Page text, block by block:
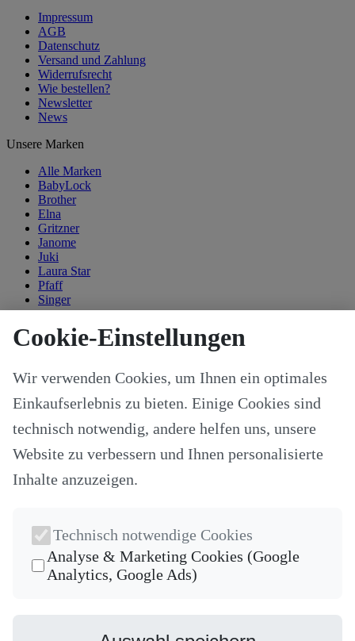
Impressum
AGB
Datenschutz
Versand und Zahlung
Widerrufsrecht
Wie bestellen?
Newsletter
News
Unsere Marken
Alle Marken
BabyLock
Brother
Elna
Gritzner
Janome
Juki
Laura Star
Pfaff
Singer
Kategorien
Nähzubehör
Ersatzteile
Stricken und Häkeln
Schneideplotter und Zubehör
Sticksoftware
Unsere Hersteller
Newsletter
Die neuesten Produkte und die besten Angebote per E-Mail, damit
Ihr nichts mehr verpasst.
Cookie-Einstellungen
Wir verwenden Cookies, um Ihnen ein optimales
Einkaufserlebnis zu bieten. Einige Cookies sind
technisch notwendig, andere helfen uns, unsere
Website zu verbessern und Ihnen personalisierte
Inhalte anzuzeigen.
Technisch notwendige Cookies
Analyse & Marketing Cookies (Google
Analytics, Google Ads)